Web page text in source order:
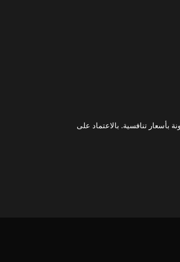
بأسعار تنافسية. بالاعتماد على